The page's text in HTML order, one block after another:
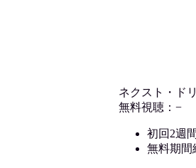
ネクスト・ド
無料視聴：−
初回2週
無料期間